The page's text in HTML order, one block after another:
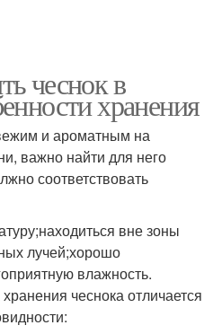
чеснок в
хранения
и ароматным на
важно найти для него
соответствовать
вне зоны
лучей;хорошо
влажность.
чеснока отличается